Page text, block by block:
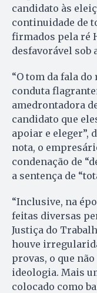
candidato às
continuidade de
firmados pela ré
desfavorável sob
“O tom da fala
conduta
amedrontadora
candidato que
apoiar e eleger”,
nota, o
condenação de
a sentença de
“Inclusive, na
feitas diversas
Justiça do
houve
provas, o que
ideologia. Mais
colocado como